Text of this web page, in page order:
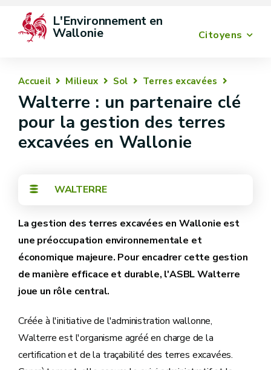
Citoyens
L'Environnement en
Wallonie
Accueil Milieux Sol Terres excavées
Walterre : un partenaire clé
pour la gestion des terres
excavées en Wallonie
WALTERRE
La gestion des terres excavées en Wallonie est
une préoccupation environnementale et
économique majeure. Pour encadrer cette gestion
de manière efficace et durable, l'ASBL Walterre
joue un rôle central.
Créée à l'initiative de l'administration wallonne,
Walterre est l'organisme agréé en charge de la
certification et de la traçabilité des terres excavées.